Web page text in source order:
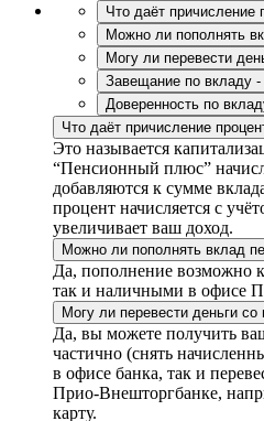
Что даёт причисление
Можно ли пополнять
Могу ли перевести
Завещание по вкладу
Доверенность по
Что даёт причисление
Это называется
“Пенсионный плюс”
добавляются к сумме
процент начисляется с
увеличивает ваш доход.
Можно ли пополнять вклад
Да, пополнение возможно
так и наличными в офисе
Могу ли перевести деньги со
Да, вы можете получить
частично (снять
в офисе банка, так и
Прио-Внешторгбанке,
карту.